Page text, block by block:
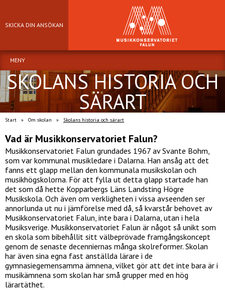
SKICKA DIN ANSÖKAN
MENY
SKOLANS HISTORIA OCH
SÄRART
Start » Om skolan » Skolans historia och särart
Vad är Musikkonservatoriet Falun?
Musikkonservatoriet Falun grundades 1967 av Svante Bohm,
som var kommunal musikledare i Dalarna. Han ansåg att det
fanns ett glapp mellan den kommunala musikskolan och
musikhögskolorna. För att fylla ut detta glapp startade han
det som då hette Kopparbergs Läns Landsting Högre
Musikskola. Och även om verkligheten i vissa avseenden ser
annorlunda ut nu i jämförelse med då, så kvarstår behovet av
Musikkonservatoriet Falun, inte bara i Dalarna, utan i hela
Musiksverige. Musikkonservatoriet Falun är något så unikt som
en skola som bibehållit sitt välbeprövade framgångskoncept
genom de senaste decenniernas många skolreformer. Skolan
har även sina egna fast anställda lärare i de
gymnasiegemensamma ämnena, vilket gör att det inte bara är i
musikämnena som skolan har små grupper med en hög
lärartäthet.